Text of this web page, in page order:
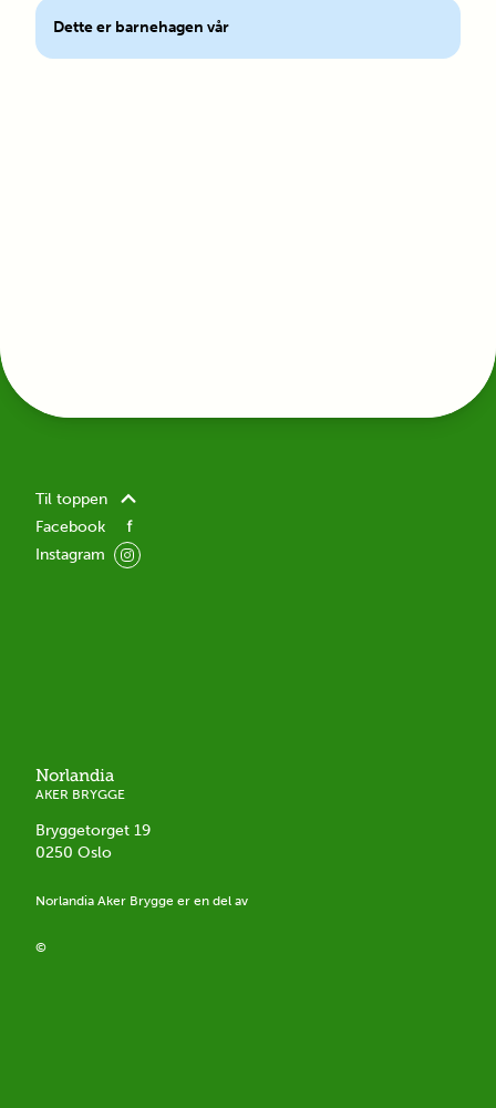
Dette er barnehagen vår
Til toppen
Facebook
Instagram
Norlandia
AKER BRYGGE
Bryggetorget 19
0250 Oslo
Norlandia Aker Brygge er en del av
©